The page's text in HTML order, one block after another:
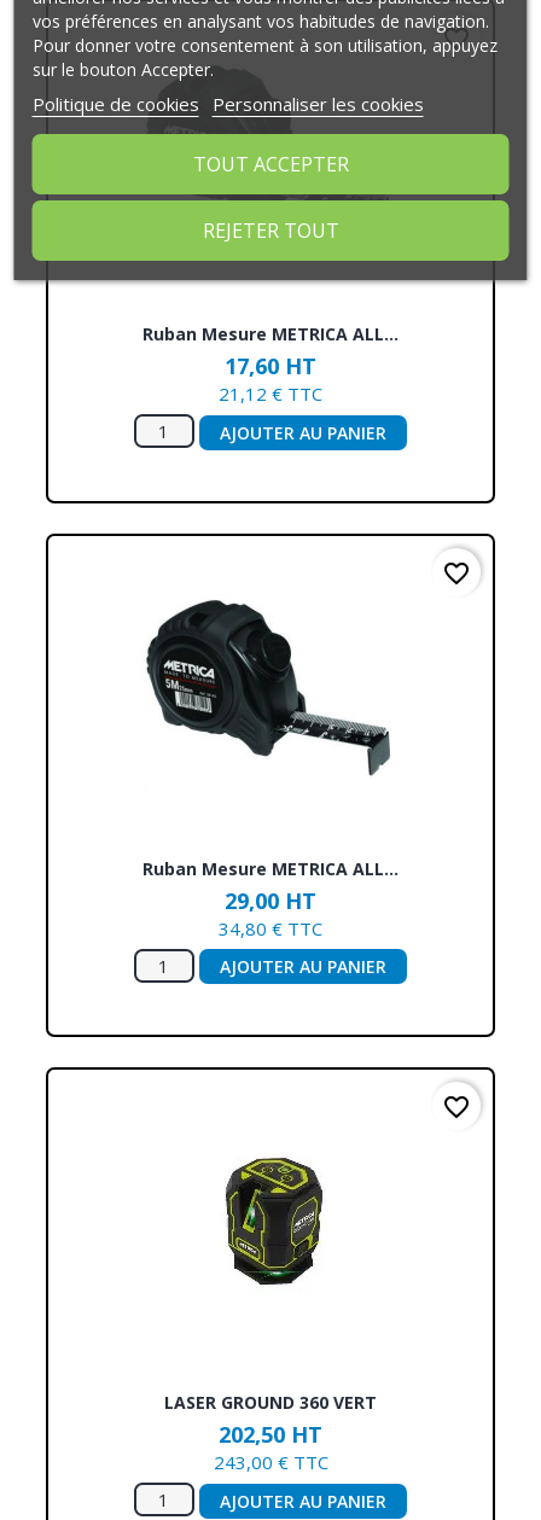
Ruban Mesure METRICA ALL...
17,60 HT
21,12 € TTC
AJOUTER AU PANIER
favorite_border
Ruban Mesure METRICA ALL...
29,00 HT
34,80 € TTC
AJOUTER AU PANIER
favorite_border
LASER GROUND 360 VERT
202,50 HT
243,00 € TTC
AJOUTER AU PANIER
favorite_border
vos préférences en analysant vos habitudes de navigation.
Pour donner votre consentement à son utilisation, appuyez
sur le bouton Accepter.
Politique de cookies Personnaliser les cookies
REJETER TOUT
TOUT ACCEPTER